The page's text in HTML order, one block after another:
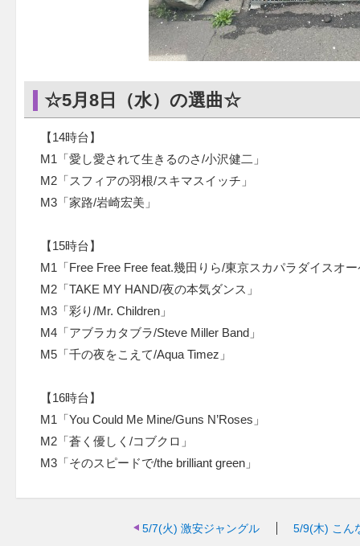
☆5月8日（水）の選曲☆
【14時台】
M1「愛し愛されて生きるのさ/小沢健二」
M2「スフィアの羽根/スキマスイッチ」
M3「家路/岩崎宏美」
【15時台】
M1「Free Free Free feat.幾田りら/東京スカパラダイスオ
M2「TAKE MY HAND/夜の本気ダンス」
M3「彩り/Mr. Children」
M4「アブラカタブラ/Steve Miller Band」
M5「千の夜をこえて/Aqua Timez」
【16時台】
M1「You Could Me Mine/Guns N’Roses」
M2「蒼く優しく/コブクロ」
M3「そのスピードで/the brilliant green」
5/7(火) 激安ジャングル 5/9(木) こん